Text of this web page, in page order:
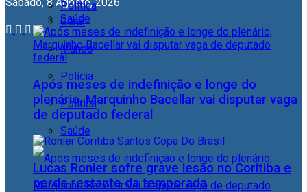
Geral
Mundo
Polícia
Política
Saúde
Política
Saúde
Após meses de indefinição e longe do
plenário, Marquinho Bacellar vai disputar vaga
de deputado federal
Lucas Ronier sofre grave lesão no Coritiba e
perde restante da temporada